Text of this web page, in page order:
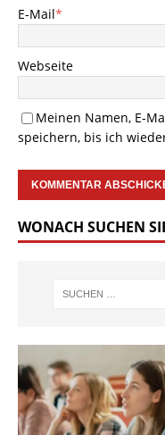
E-Mail*
Webseite
Meinen Namen, E-
speichern, bis ich
WONACH SUCHEN